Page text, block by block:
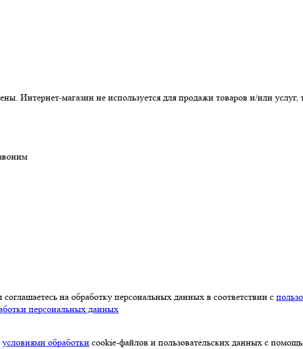
магазин не используется для продажи товаров и/или услуг,
на обработку персональных данных в соответствии с
персональных данных
условиями обработки cookie-файлов и пользовательских данных с